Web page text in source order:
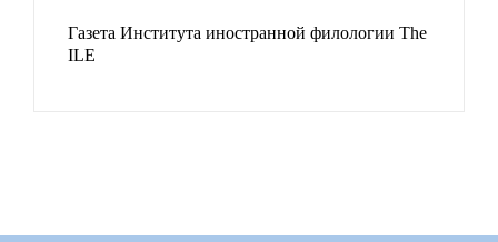
Газета Института иностранной филологии The
ILE